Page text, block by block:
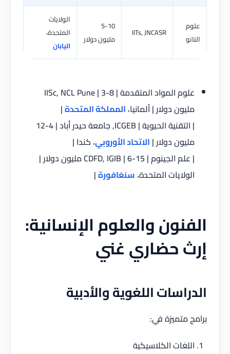
IITs, JNCASR
مليون دولار
المتحدة،
اليابان
علوم المواد المتقدمة | IISc, NCL Pune | 3-8
دولار | ألمانيا،المملكة المتحدة|
| التقنية الحيوية | ICGEB, جامعة حيدر أباد | 4-12
دولار |الاتحاد الأوروبي، كندا |
| علم الجينوم | CDFD, IGIB | 6-15 مليون دولار |
المتحدة،سنغافورة|
والعلوم الإنسانية:
حضاري غني
اللغوية والأدبية
متميزة في:
الكلاسيكية